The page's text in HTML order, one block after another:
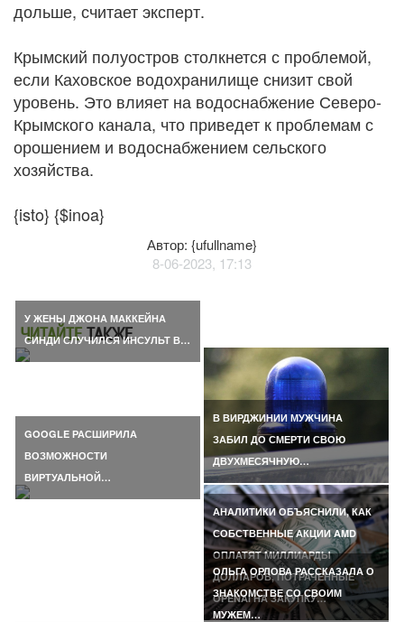
дольше, считает эксперт.
Крымский полуостров столкнется с проблемой,
если Каховское водохранилище снизит свой
уровень. Это влияет на водоснабжение Северо-
Крымского канала, что приведет к проблемам с
орошением и водоснабжением сельского
хозяйства.
{isto} {$inoa}
Автор: {ufullname}
8-06-2023, 17:13
ЧИТАЙТЕТАКЖЕ
У ЖЕНЫ ДЖОНА МАККЕЙНА
СИНДИ СЛУЧИЛСЯ ИНСУЛЬТ В…
В ВИРДЖИНИИ МУЖЧИНА
ЗАБИЛ ДО СМЕРТИ СВОЮ
ДВУХМЕСЯЧНУЮ…
GOOGLE РАСШИРИЛА
ВОЗМОЖНОСТИ
ВИРТУАЛЬНОЙ…
АНАЛИТИКИ ОБЪЯСНИЛИ, КАК
СОБСТВЕННЫЕ АКЦИИ AMD
ОПЛАТЯТ МИЛЛИАРДЫ
ДОЛЛАРОВ, ПОТРАЧЕННЫЕ
OPENAI НА ЗАКУПКУ…
ОЛЬГА ОРЛОВА РАССКАЗАЛА О
ЗНАКОМСТВЕ СО СВОИМ
МУЖЕМ…